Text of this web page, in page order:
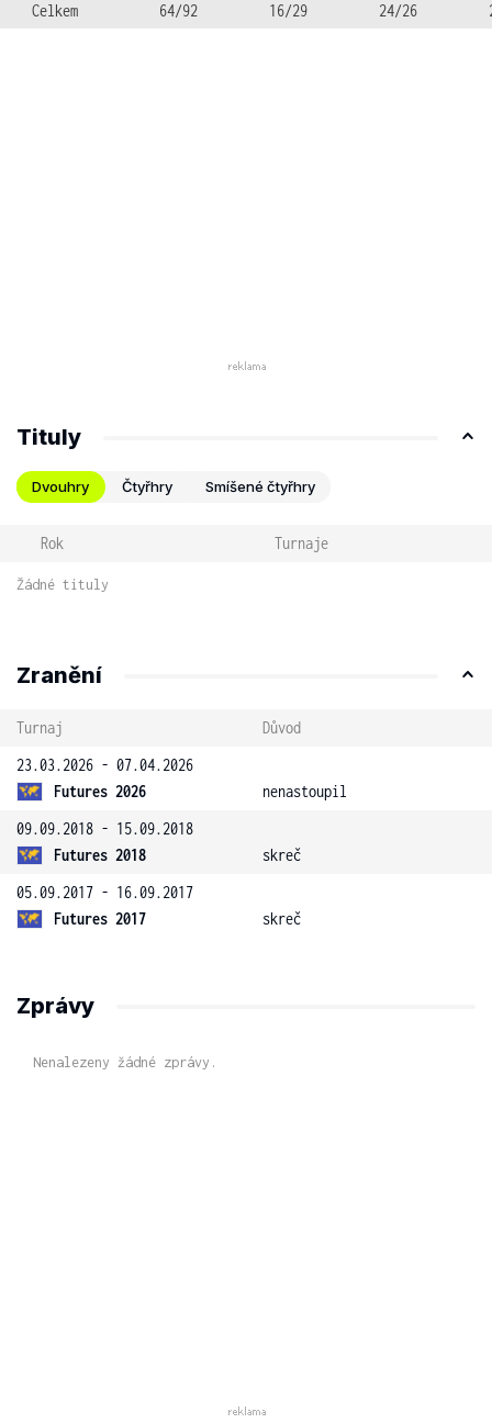
Celkem 64/92 16/29 24/26
Tituly
Dvouhry Čtyřhry Smíšené čtyřhry
Rok Turnaje
Žádné tituly
Zranění
Turnaj
Důvod
23.03.2026 - 07.04.2026
Futures 2026
nenastoupil
09.09.2018 - 15.09.2018
Futures 2018
skreč
05.09.2017 - 16.09.2017
Futures 2017
skreč
Zprávy
Nenalezeny žádné zprávy.